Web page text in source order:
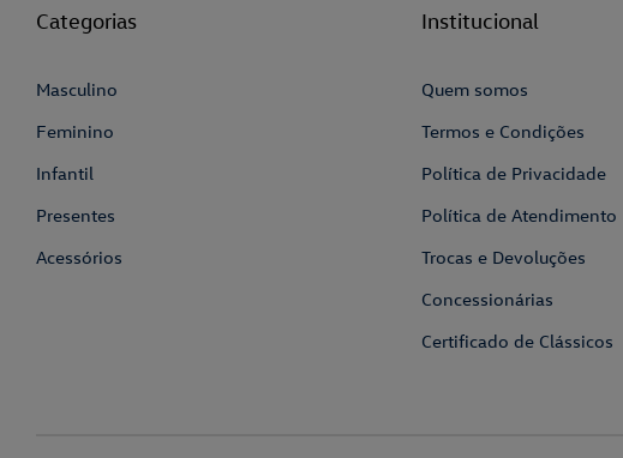
Categorias
Masculino
Feminino
Infantil
Presentes
Acessórios
Institucional
Quem somos
Termos e Condições
Política de Privacidade
Política de Atendimento
Trocas e Devoluções
Concessionárias
Certificado de Clássicos